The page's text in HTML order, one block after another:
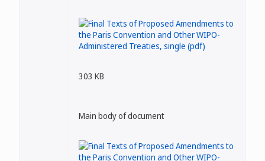
303 KB
Main body of document